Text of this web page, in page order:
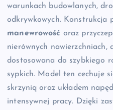
warunkach budowlanych,
odkrywkowych. Konstrukcja
manewrowość oraz
nierównych nawierzchniach,
dostosowana do szybkiego
sypkich. Model ten cechuje
skrzynią oraz układem
intensywnej pracy. Dzięki